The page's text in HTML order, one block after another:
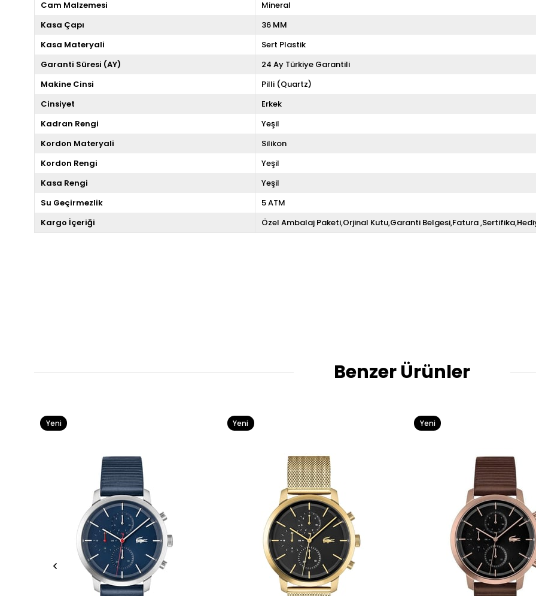
Cam Malzemesi
Mineral
Kasa Çapı
36 MM
Kasa Materyali
Sert Plastik
Garanti Süresi (AY)
24 Ay Türkiye Garantili
Makine Cinsi
Pilli (Quartz)
Cinsiyet
Erkek
Kadran Rengi
Yeşil
Kordon Materyali
Silikon
Kordon Rengi
Yeşil
Kasa Rengi
Yeşil
Su Geçirmezlik
5 ATM
Kargo İçeriği
Özel Ambalaj Paketi,Orjinal Kutu,Garanti Belgesi,Fatura
Benzer Ürünler
Yeni
Yeni
Yeni